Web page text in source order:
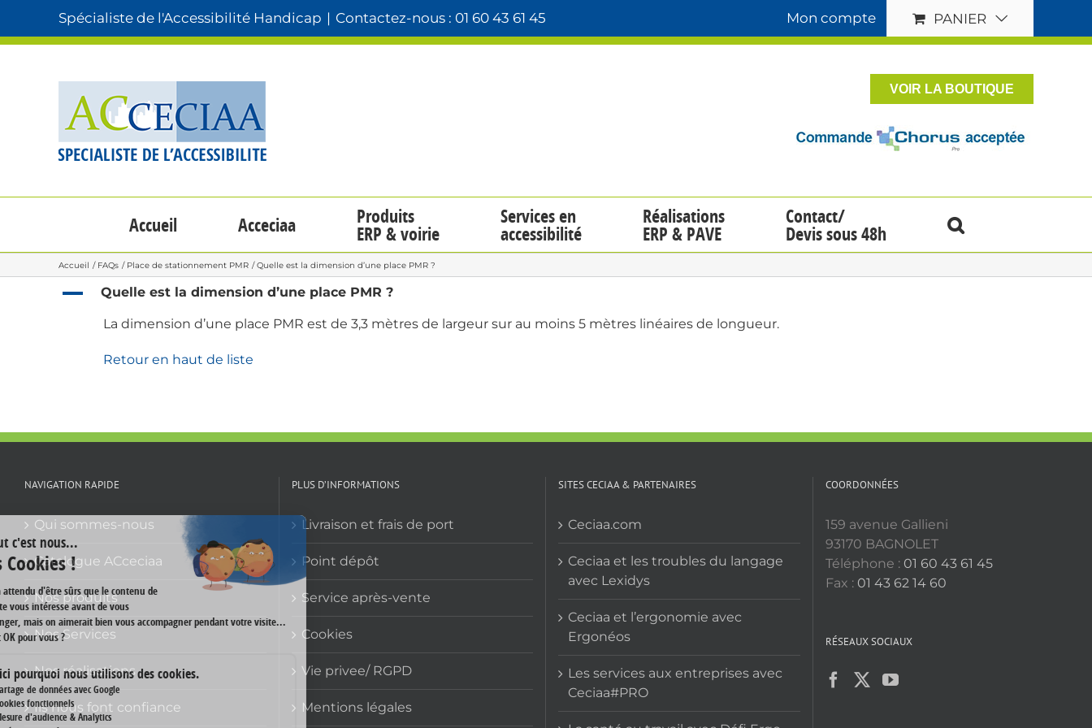
contenu
Spécialiste de l'Accessibilité Handicap | Contactez-nous : 01 60 43 61 45 Mon compte PANIER
VOIR LA BOUTIQUE
Accueil Acceciaa Produits
ERP & voirie
Services en
accessibilité
Réalisations
ERP & PAVE
Contact/
Devis sous 48h
Accueil FAQs Place de stationnement PMR Quelle est la dimension d’une place PMR ?
A Quelle est la dimension d’une place PMR ?
La dimension d’une place PMR est de 3,3 mètres de largeur sur au moins 5 mètres linéaires de longueur.
Retour en haut de liste
NAVIGATION RAPIDE
Qui sommes-nous
Catalogue ACceciaa
Nos produits
Nos Services
Nos réalisations
Ils nous font confiance
PLUS D’INFORMATIONS
Livraison et frais de port
Point dépôt
Service après-vente
Cookies
Vie privee/ RGPD
Mentions légales
SITES CECIAA & PARTENAIRES
Ceciaa.com
Ceciaa et les troubles du langage
avec Lexidys
Ceciaa et l’ergonomie avec
Ergonéos
Les services aux entreprises avec
Ceciaa#PRO
COORDONNÉES
159 avenue Gallieni
93170 BAGNOLET
Téléphone : 01 60 43 61 45
Fax : 01 43 62 14 60
RÉSEAUX SOCIAUX